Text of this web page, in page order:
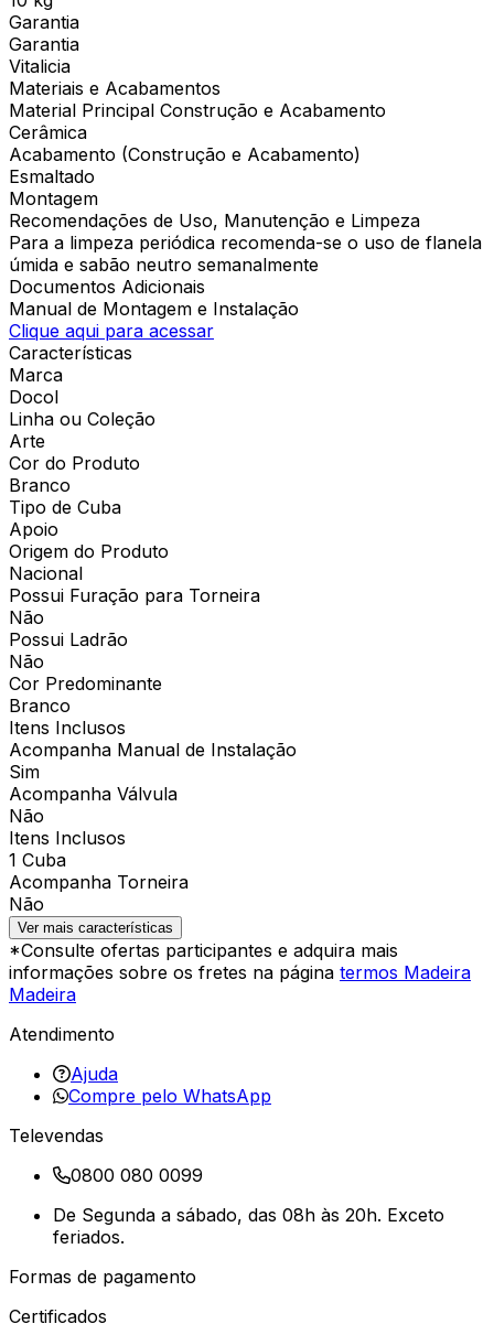
Garantia
Garantia
Vitalicia
Materiais e Acabamentos
Material Principal Construção e Acabamento
Cerâmica
Acabamento (Construção e Acabamento)
Esmaltado
Montagem
Recomendações de Uso, Manutenção e Limpeza
Para a limpeza periódica recomenda-se o uso de flanela
úmida e sabão neutro semanalmente
Documentos Adicionais
Manual de Montagem e Instalação
Clique aqui para acessar
Características
Marca
Docol
Linha ou Coleção
Arte
Cor do Produto
Branco
Tipo de Cuba
Apoio
Origem do Produto
Nacional
Possui Furação para Torneira
Não
Possui Ladrão
Não
Cor Predominante
Branco
Itens Inclusos
Acompanha Manual de Instalação
Sim
Acompanha Válvula
Não
Itens Inclusos
1 Cuba
Acompanha Torneira
Não
Ver mais características
*Consulte ofertas participantes e adquira mais
informações sobre os fretes na página termos Madeira
Madeira
Atendimento
Ajuda
Compre pelo WhatsApp
Televendas
0800 080 0099
De Segunda a sábado, das 08h às 20h. Exceto
feriados.
Formas de pagamento
Certificados